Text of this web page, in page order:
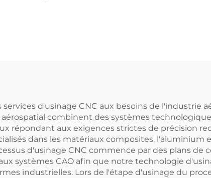
d'usinage CNC aux besoins de l'industrie
combinent des systèmes
répondant aux exigences strictes de précision
dans les matériaux composites,
d'usinage CNC commence par des plans de
systèmes CAO afin que notre technologie
industrielles. Lors de l'étape d'usinage du